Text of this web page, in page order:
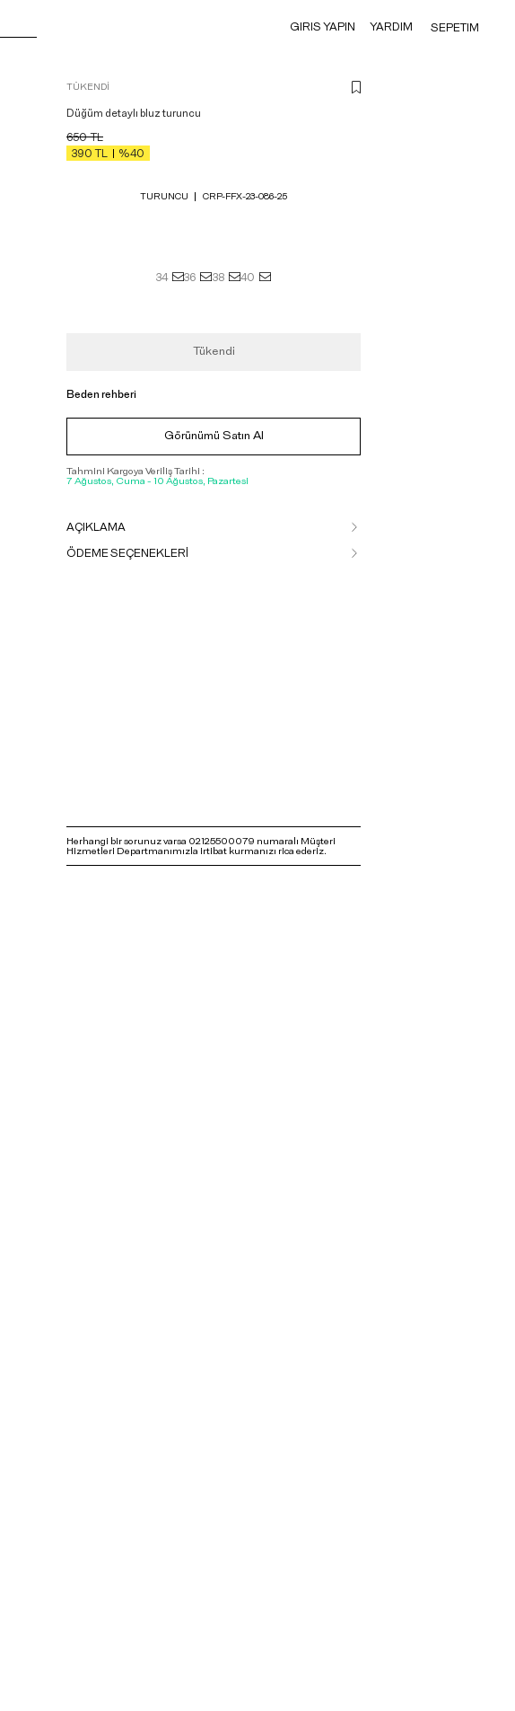
GIRIS YAPIN YARDIM SEPETIM
TÜKENDI
Düğüm detaylı bluz turuncu
650TL
390 TL %40
TURUNCU CRP-FFX-23-086-25
34 36 38 40
Tükendi
Beden rehberi
Görünümü Satın Al
Tahmini Kargoya Veriliş Tarihi :
7 Ağustos, Cuma - 10 Ağustos, Pazartesi
AÇIKLAMA
ÖDEME SEÇENEKLERİ
Herhangi bir sorunuz varsa 02125500079 numaralı Müşteri
Hizmetleri Departmanımızla irtibat kurmanızı rica ederiz.